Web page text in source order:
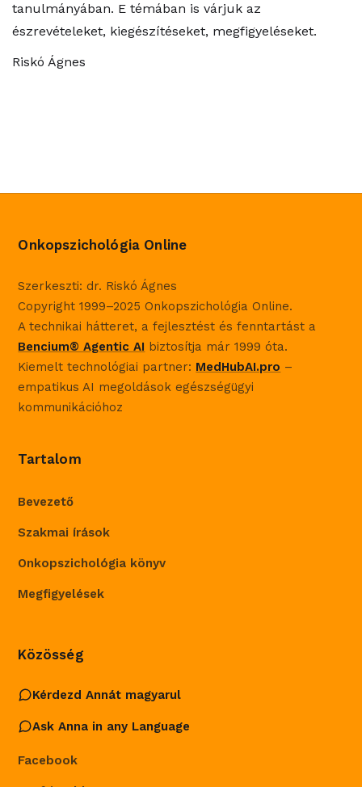
tanulmányában. E témában is várjuk az
észrevételeket, kiegészítéseket, megfigyeléseket.
Riskó Ágnes
Onkopszichológia Online
Szerkeszti: dr. Riskó Ágnes
Copyright 1999–2025 Onkopszichológia Online.
A technikai hátteret, a fejlesztést és fenntartást a
Bencium® Agentic AI biztosítja már 1999 óta.
Kiemelt technológiai partner: MedHubAI.pro –
empatikus AI megoldások egészségügyi
kommunikációhoz
Tartalom
Bevezető
Szakmai írások
Onkopszichológia könyv
Megfigyelések
Közösség
Kérdezd Annát magyarul
Ask Anna in any Language
Facebook